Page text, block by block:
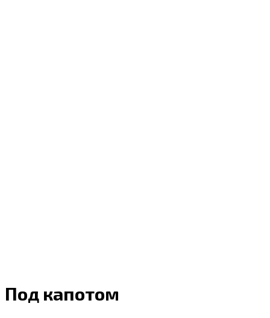
Под капотом